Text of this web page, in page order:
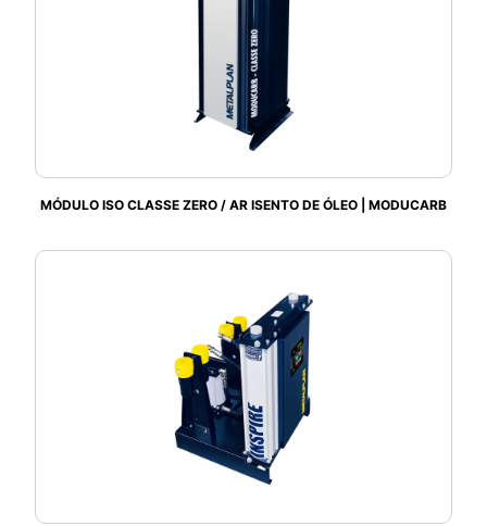
MÓDULO ISO CLASSE ZERO / AR ISENTO DE ÓLEO | MODUCARB